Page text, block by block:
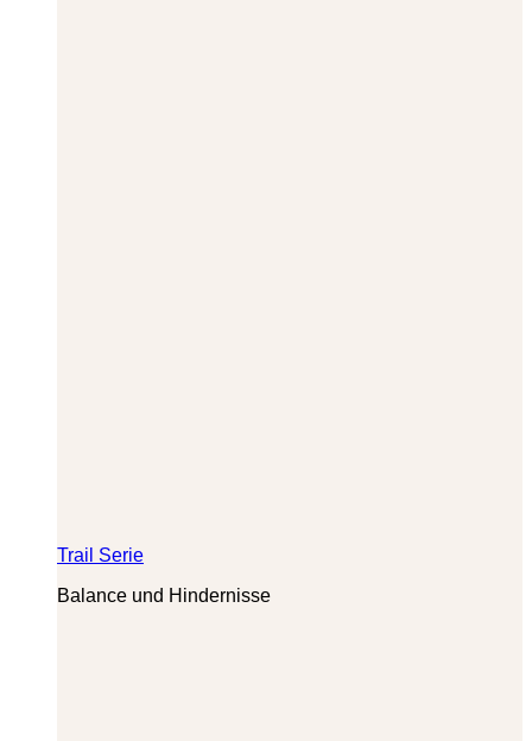
Trail Serie
Balance und Hindernisse